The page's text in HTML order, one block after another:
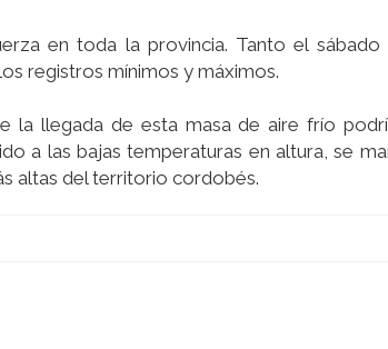
en toda la provincia. Tanto el
registros mínimos y máximos.
la llegada de esta masa de aire frío
a las bajas temperaturas en altura, se
altas del territorio cordobés.